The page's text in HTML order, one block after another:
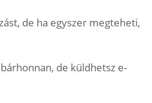
de ha egyszer megteheti,
de küldhetsz e-